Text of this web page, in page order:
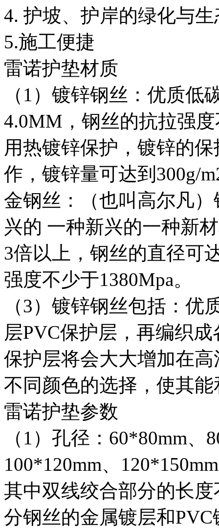
4. 护坡、护岸的绿化与
5.施工便捷
雷诺护垫材质
（1）镀锌钢丝：优质
4.0MM，钢丝的抗拉强
用热镀锌保护，镀锌的
作，镀锌量可达到300g/
金钢丝：（也叫高尔凡
兴的 一种新兴的一种新
3倍以上，钢丝的直径可
强度不少于1380Mpa。
（3）镀锌钢丝包括：
层PVC保护层，再编织
保护层将会大大增加在
不同颜色的选择，使其
雷诺护垫参数
（1）孔径：60*80mm、
100*120mm、120*150mm
其中双线绞合部分的长
分钢丝的金属镀层和